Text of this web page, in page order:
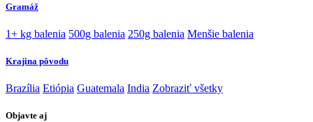
Gramáž
1+ kg balenia 500g balenia 250g balenia Menšie balenia
Krajina pôvodu
Brazília Etiópia Guatemala India Zobraziť všetky
Objavte aj